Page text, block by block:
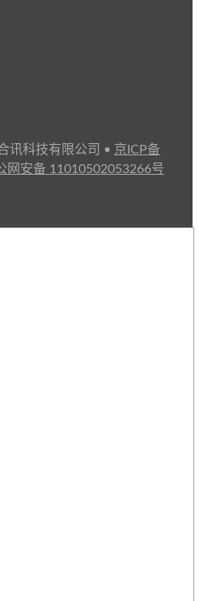
讯科技有限公司 • 京ICP备
网安备 11010502053266号